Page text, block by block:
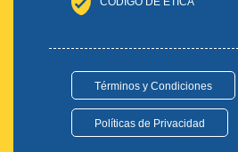
Términos y Condiciones
Políticas de Privacidad